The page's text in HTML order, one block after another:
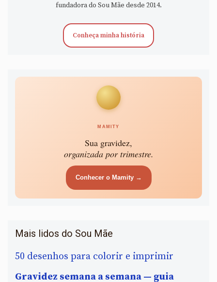
fundadora do Sou Mãe desde 2014.
Conheça minha história
MAMITY
Sua gravidez,
organizada por trimestre.
Conhecer o Mamity →
Mais lidos do Sou Mãe
50 desenhos para colorir e imprimir
Gravidez semana a semana — guia